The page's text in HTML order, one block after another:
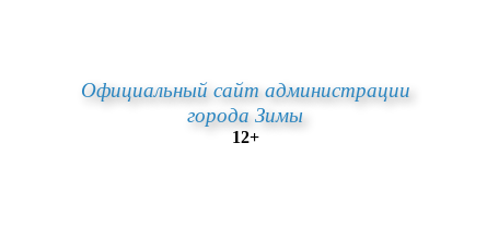
Официальный сайт администрации
города Зимы
12+